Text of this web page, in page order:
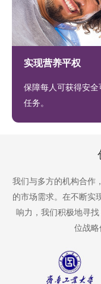
实现营养平权
保障每人可获得安
任务。
我们与多方的机构合作
的市场需求。在不断实
响力，我们积极地寻
位战略